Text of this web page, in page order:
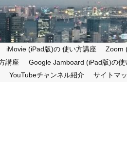
iMovie (iPad版)の 使い方講座
Zoom
講座 Google Jamboard (iPad版)の使
YouTubeチャンネル紹介 サイトマ